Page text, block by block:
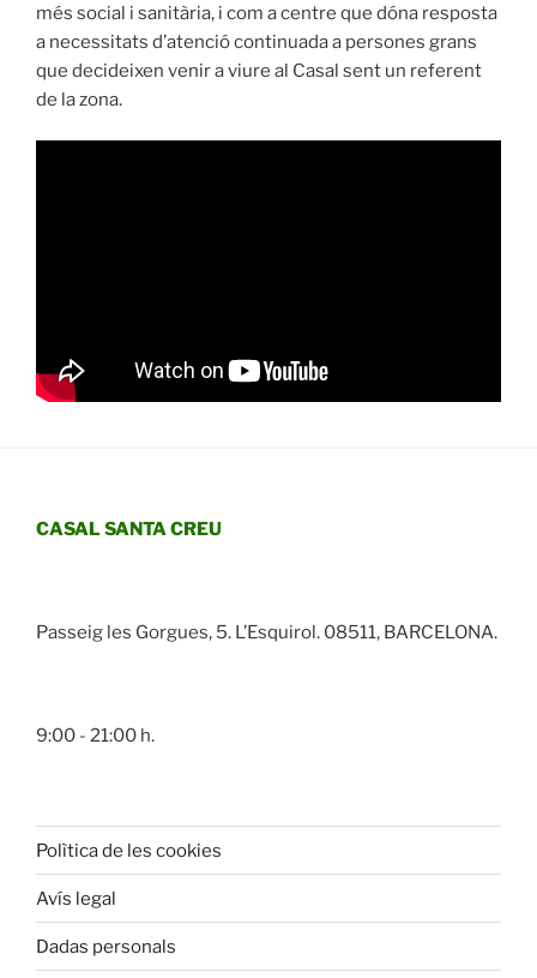
més social i sanitària, i com a centre que dóna resposta
a necessitats d’atenció continuada a persones grans
que decideixen venir a viure al Casal sent un referent
de la zona.
CASAL SANTA CREU
Passeig les Gorgues, 5. L’Esquirol. 08511, BARCELONA.
9:00 - 21:00 h.
Polìtica de les cookies
Avís legal
Dadas personals